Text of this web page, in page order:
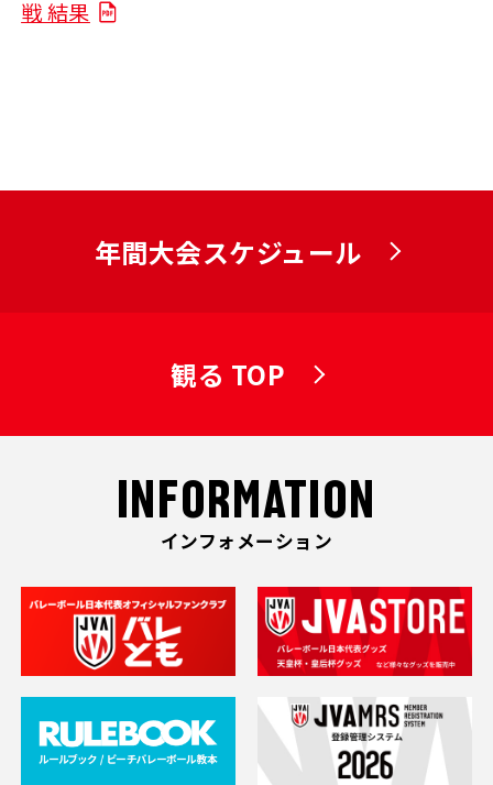
戦 結果
年間大会スケジュール
観る TOP
INFORMATION
インフォメーション